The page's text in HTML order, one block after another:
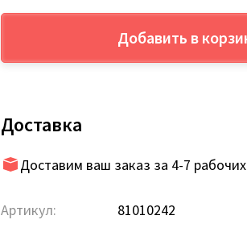
Добавить в
Доставка
Доставим ваш заказ за 4-7
Артикул:
81010242